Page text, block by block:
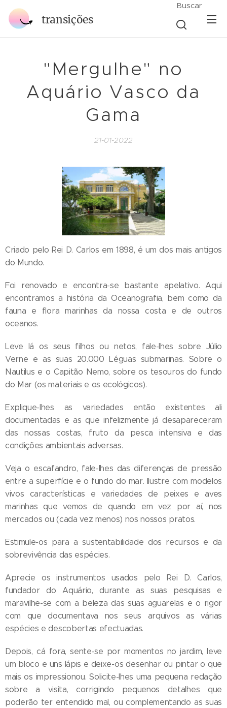
transições
Buscar
"Mergulhe" no
Aquário Vasco da
Gama
21-01-2022
Criado pelo Rei D. Carlos em 1898, é um dos mais antigos
do Mundo.
Foi renovado e encontra-se bastante apelativo. Aqui
encontramos a história da Oceanografia, bem como da
fauna e flora marinhas da nossa costa e de outros
oceanos.
Leve lá os seus filhos ou netos, fale-lhes sobre Júlio
Verne e as suas 20.000 Léguas submarinas. Sobre o
Nautilus e o Capitão Nemo, sobre os tesouros do fundo
do Mar (os materiais e os ecológicos).
Explique-lhes as variedades então existentes ali
documentadas e as que infelizmente já desapareceram
das nossas costas, fruto da pesca intensiva e das
condições ambientais adversas.
Veja o escafandro, fale-lhes das diferenças de pressão
entre a superfície e o fundo do mar. Ilustre com modelos
vivos características e variedades de peixes e aves
marinhas que vemos de quando em vez por aí, nos
mercados ou (cada vez menos) nos nossos pratos.
Estimule-os para a sustentabilidade dos recursos e da
sobrevivência das espécies.
Aprecie os instrumentos usados pelo Rei D. Carlos,
fundador do Aquário, durante as suas pesquisas e
maravilhe-se com a beleza das suas aguarelas e o rigor
com que documentava nos seus arquivos as várias
espécies e descobertas efectuadas.
Depois, cá fora, sente-se por momentos no jardim, leve
um bloco e uns lápis e deixe-os desenhar ou pintar o que
mais os impressionou. Solicite-lhes uma pequena redação
sobre a visita, corrigindo pequenos detalhes que
poderão ter entendido mal, ou complementando as suas